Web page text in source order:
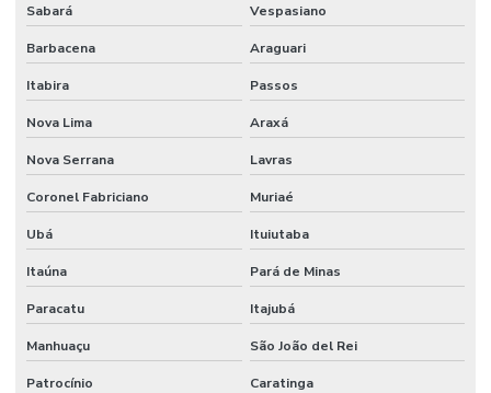
Manutenção De Climatização Predial
Manutenção De Edifícios
Manutenção De Espaços E Limpeza Segura
Manutenção De Iluminação De Edifícios
Manutenção De Impermeabilização Predial
Manutenção De Jardins E Limpeza
Manutenção De Sistemas Elétricos
Manutenção De Sistemas Elétricos Prediais
Manutenção De Sistemas Hidráulicos
Sabará Vespasiano
Barbacena Araguari
Itabira Passos
Nova Lima Araxá
Nova Serrana Lavras
Coronel Fabriciano Muriaé
Ubá Ituiutaba
Itaúna Pará de Minas
Paracatu Itajubá
Manhuaçu São João del Rei
Patrocínio Caratinga